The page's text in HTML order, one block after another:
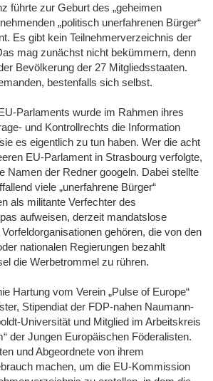
führte zur Geburt des „geheimen
„politisch unerfahrenen Bürger“
Es gibt kein Teilnehmerverzeichnis der
mag zunächst nicht bekümmern, denn
Bevölkerung der 27 Mitgliedsstaaten.
bestenfalls sich selbst.
Parlaments wurde im Rahmen ihres
und Kontrollrechts die Information
es eigentlich zu tun haben. Wer die acht
EU-Parlament in Strasbourg verfolgte,
Namen der Redner googeln. Dabei stellte
viele „unerfahrene Bürger“
als militante Verfechter des
aufweisen, derzeit mandatslose
gehören, die von den
nationalen Regierungen bezahlt
die Werbetrommel zu rühren.
Hartung vom Verein „Pulse of Europe“
Stipendiat der FDP-nahen Naumann-
Universität und Mitglied im Arbeitskreis
der Jungen Europäischen Föderalisten.
und Abgeordnete von ihrem
machen, um die EU-Kommission